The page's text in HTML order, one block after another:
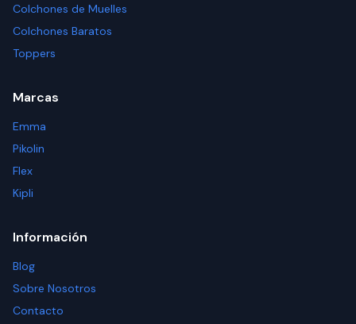
Colchones de Muelles
Colchones Baratos
Toppers
Marcas
Emma
Pikolin
Flex
Kipli
Información
Blog
Sobre Nosotros
Contacto